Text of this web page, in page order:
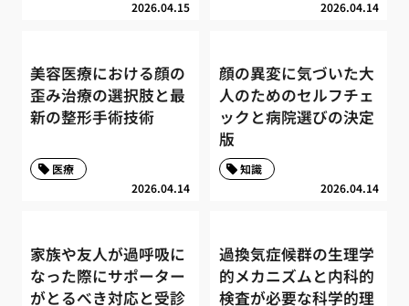
2026.04.15 2026.04.14
美容医療における顔の
歪み治療の選択肢と最
新の整形手術技術
2026.04.14
医療
顔の異変に気づいた大
人のためのセルフチェ
ックと病院選びの決定
版
2026.04.14
知識
家族や友人が過呼吸に
なった際にサポーター
がとるべき対応と受診
過換気症候群の生理学
的メカニズムと内科的
検査が必要な科学的理